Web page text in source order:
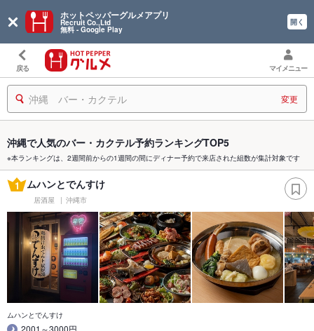
ホットペッパーグルメアプリ
Recruit Co.,Ltd
無料 - Google Play
開く
戻る マイメニュー
沖縄 バー・カクテル 変更
沖縄で人気のバー・カクテル予約ランキングTOP5
※本ランキングは、2週間前からの1週間の間にディナー予約で来店された組数が集計対象です
1 ムハンとでんすけ
居酒屋 沖縄市
ムハンとでんすけ
2001～3000円